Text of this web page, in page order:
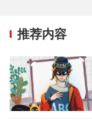
推荐内容